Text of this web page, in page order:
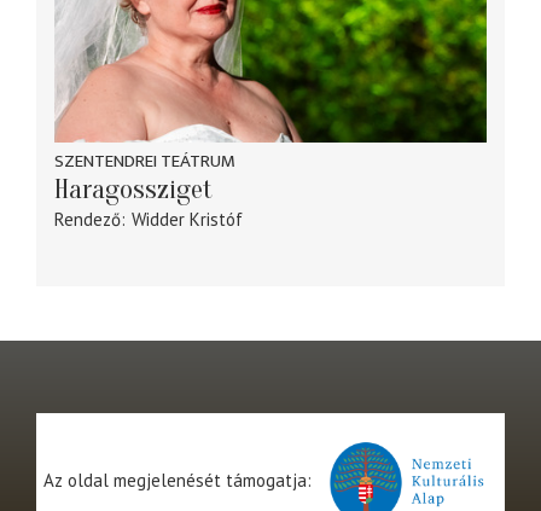
SZENTENDREI TEÁTRUM
Haragossziget
Rendező Widder Kristóf
Az oldal megjelenését támogatja: